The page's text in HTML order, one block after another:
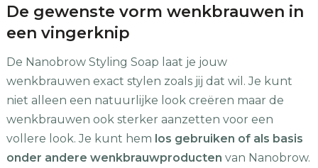
De gewenste vorm wenkbrauwen in
een vingerknip
De Nanobrow Styling Soap laat je jouw
wenkbrauwen exact stylen zoals jij dat wil. Je kunt
niet alleen een natuurlijke look creëren maar de
wenkbrauwen ook sterker aanzetten voor een
vollere look. Je kunt hem los gebruiken of als basis
onder andere wenkbrauwproducten van Nanobrow.